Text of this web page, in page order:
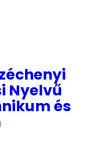
Nyelvű
és